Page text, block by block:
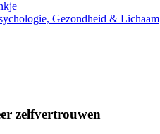
Gezondheid & Lichaam
zelfvertrouwen